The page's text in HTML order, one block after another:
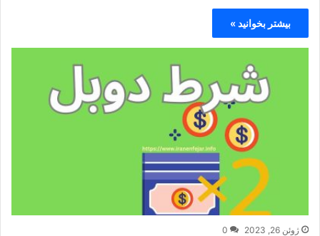
بیشتر بخوانید »
ژوئن 26, 2023 0